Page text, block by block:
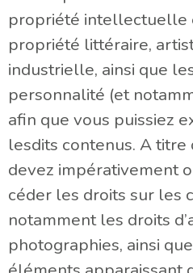
propriété intellectuelle
propriété littéraire,
industrielle, ainsi que
personnalité (et
afin que vous puissiez
lesdits contenus. A titre
devez impérativement
céder les droits sur les
notamment les droits
photographies, ainsi